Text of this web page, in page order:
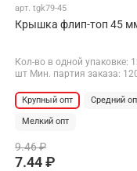
арт.tgk79-45
Крышка флип-топ 45
Кол-во в одной упаковке:
шт Мин. партия заказа:
Крупный опт Средний
Мелкий опт
9.46 ₽
7.44 ₽